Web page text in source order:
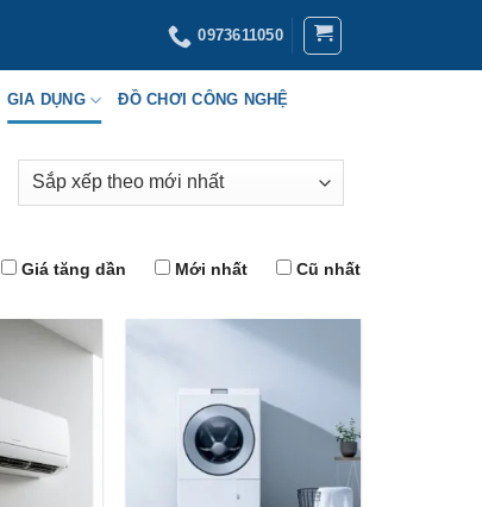
0973611050
GIA DỤNG ĐỒ CHƠI CÔNG NGHỆ
sắp
theoGiá tăng dần Mới nhất Cũ nhất